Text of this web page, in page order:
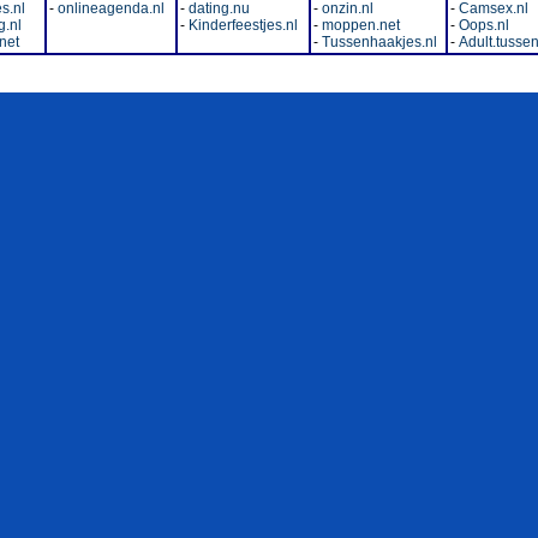
- onlineagenda.nl
- dating.nu
- Kinderfeestjes.nl
- onzin.nl
- moppen.net
- Tussenhaakjes.nl
- Camsex.nl
- Oops.nl
-